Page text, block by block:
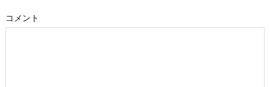
コメント